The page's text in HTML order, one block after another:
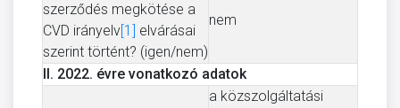
szerződés megkötése a
CVD irányelv[1] elvárásai
szerint történt? (igen/nem)
nem
II. 2022. évre vonatkozó adatok
a közszolgáltatási